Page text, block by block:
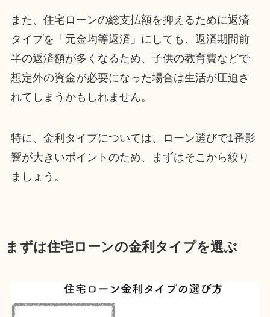
また、住宅ローンの総支払額を抑えるために返済
タイプを「元金均等返済」にしても、返済期間前
半の返済額が多くなるため、子供の教育費などで
想定外の資金が必要になった場合は生活が圧迫さ
れてしまうかもしれません。
特に、金利タイプについては、ローン選びで1番影
響が大きいポイントのため、まずはそこから絞り
ましょう。
まずは住宅ローンの金利タイプを選ぶ